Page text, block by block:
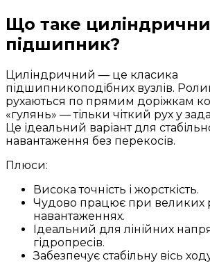
Що таке
підшипник?
Циліндричний — це класика
підшипникоподібних вузлів.
рухаються по прямим доріжкам
«гулянь» — тільки чіткий рух у
Це ідеальний варіант для
навантаження без перекосів.
Плюси:
Висока точність і жорсткість.
Чудово працює при великих
навантаженнях.
Ідеальний для лінійних
гідропресів.
Забезпечує стабільну вісь